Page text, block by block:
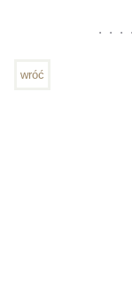
wróć